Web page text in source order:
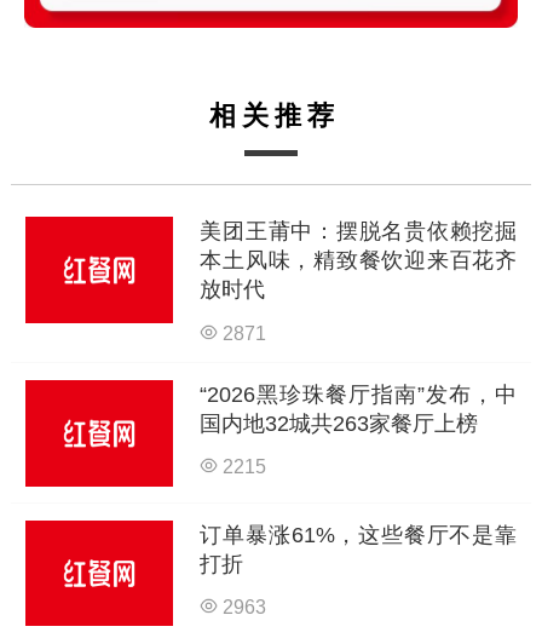
相关推荐
美团王莆中：摆脱名贵依赖挖掘
本土风味，精致餐饮迎来百花齐
放时代
2871
“2026黑珍珠餐厅指南”发布，中
国内地32城共263家餐厅上榜
2215
订单暴涨61%，这些餐厅不是靠
打折
2963